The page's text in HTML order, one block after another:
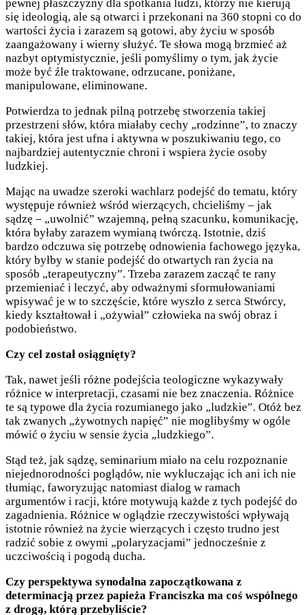
pewnej płaszczyzny dla spotkania ludzi, którzy nie kierują
się ideologią, ale są otwarci i przekonani na 360 stopni co do
wartości życia i zarazem są gotowi, aby życiu w sposób
zaangażowany i wierny służyć. Te słowa mogą brzmieć aż
nazbyt optymistycznie, jeśli pomyślimy o tym, jak życie
może być źle traktowane, odrzucane, poniżane,
manipulowane, eliminowane.
Potwierdza to jednak pilną potrzebę stworzenia takiej
przestrzeni słów, która miałaby cechy „rodzinne”, to znaczy
takiej, która jest ufna i aktywna w poszukiwaniu tego, co
najbardziej autentycznie chroni i wspiera życie osoby
ludzkiej.
Mając na uwadze szeroki wachlarz podejść do tematu, który
występuje również wśród wierzących, chcieliśmy – jak
sądzę – „uwolnić” wzajemną, pełną szacunku, komunikację,
która byłaby zarazem wymianą twórczą. Istotnie, dziś
bardzo odczuwa się potrzebę odnowienia fachowego języka,
który byłby w stanie podejść do otwartych ran życia na
sposób „terapeutyczny”. Trzeba zarazem zacząć te rany
przemieniać i leczyć, aby odważnymi sformułowaniami
wpisywać je w to szczęście, które wyszło z serca Stwórcy,
kiedy kształtował i „ożywiał” człowieka na swój obraz i
podobieństwo.
Czy cel został osiągnięty?
Tak, nawet jeśli różne podejścia teologiczne wykazywały
różnice w interpretacji, czasami nie bez znaczenia. Różnice
te są typowe dla życia rozumianego jako „ludzkie”. Otóż bez
tak zwanych „żywotnych napięć” nie moglibyśmy w ogóle
mówić o życiu w sensie życia „ludzkiego”.
Stąd też, jak sądzę, seminarium miało na celu rozpoznanie
niejednorodności poglądów, nie wykluczając ich ani ich nie
tłumiąc, faworyzując natomiast dialog w ramach
argumentów i racji, które motywują każde z tych podejść do
zagadnienia. Różnice w oglądzie rzeczywistości wpływają
istotnie również na życie wierzących i często trudno jest
radzić sobie z owymi „polaryzacjami” jednocześnie z
uczciwością i pogodą ducha.
Czy perspektywa synodalna zapoczątkowana z
determinacją przez papieża Franciszka ma coś wspólnego
z drogą, którą przebyliście?